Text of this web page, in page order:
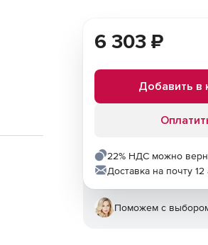
6 303 ₽
Добавить в
22% НДС можно
Доставка на почту
Поможем с